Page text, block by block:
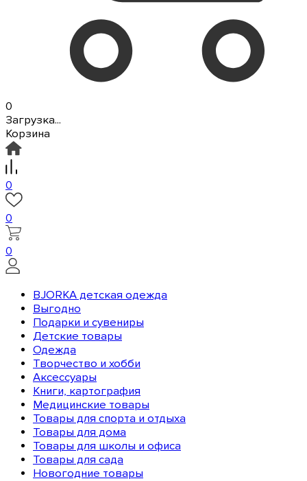
0
Загрузка...
Корзина
0
0
0
BJORKA детская одежда
Выгодно
Подарки и сувениры
Детские товары
Одежда
Творчество и хобби
Аксессуары
Книги, картография
Медицинские товары
Товары для спорта и отдыха
Товары для дома
Товары для школы и офиса
Товары для сада
Новогодние товары